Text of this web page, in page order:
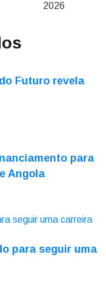
2026
Futuro revela
para
Angola
para seguir uma